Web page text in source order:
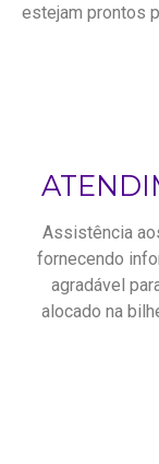
estejam prontos
Assistência
fornecendo
agradável
alocado na